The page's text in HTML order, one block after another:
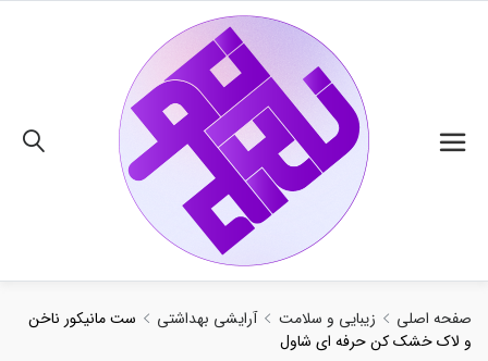
صفحه اصلی زیبایی و سلامت آرایشی بهداشتی
ست مانیکور ناخن
و لاک خشک کن حرفه ای شاول